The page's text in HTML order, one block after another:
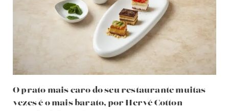
O prato mais caro do seu restaurante muitas
vezes é o mais barato, por Hervé Cotton